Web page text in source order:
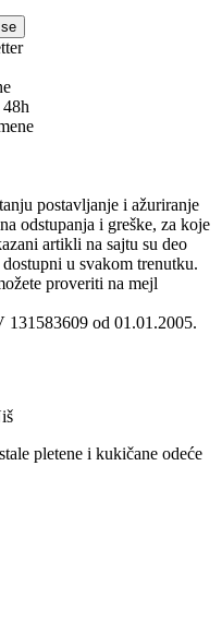
postavljanje i ažuriranje
odstupanja i greške, za koje
artikli na sajtu su deo
u svakom trenutku.
proveriti na mejl
od 01.01.2005.
pletene i kukičane odeće